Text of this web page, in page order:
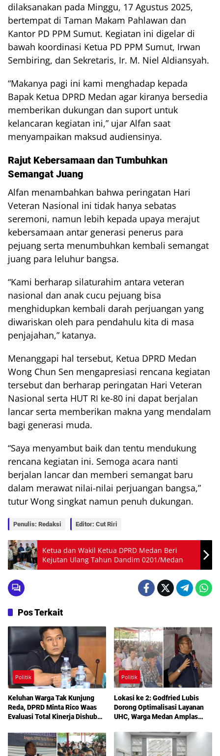
dilaksanakan pada Minggu, 17 Agustus 2025,
bertempat di Taman Makam Pahlawan dan
Kantor PD PPM Sumut. Kegiatan ini digelar di
bawah koordinasi Ketua PD PPM Sumut, Irwan
Sembiring, dan Sekretaris, Ir. M. Niel Aldiansyah.
“Makanya pagi ini kami menghadap kepada
Bapak Ketua DPRD Medan agar kiranya bersedia
memberikan dukungan dan suport untuk
kelancaran kegiatan ini,” ujar Alfan saat
menyampaikan maksud audiensinya.
Rajut Kebersamaan dan Tumbuhkan
Semangat Juang
Alfan menambahkan bahwa peringatan Hari
Veteran Nasional ini tidak hanya sebatas
seremoni, namun lebih kepada upaya merajut
kebersamaan antar generasi penerus para
pejuang serta menumbuhkan kembali semangat
juang para leluhur bangsa.
“Kami berharap silaturahim antara veteran
nasional dan anak cucu pejuang bisa
menghidupkan kembali darah perjuangan yang
diwariskan oleh para pendahulu kita di masa
penjajahan,” katanya.
Menanggapi hal tersebut, Ketua DPRD Medan
Wong Chun Sen mengapresiasi rencana kegiatan
tersebut dan berharap peringatan Hari Veteran
Nasional serta HUT RI ke-80 ini dapat berjalan
lancar serta memberikan makna yang mendalam
bagi generasi muda.
“Saya menyambut baik dan tentu mendukung
rencana kegiatan ini. Semoga acara nanti
berjalan lancar dan memberi semangat baru
dalam merawat nilai-nilai perjuangan bangsa,”
tutur Wong singkat namun penuh dukungan.
Penulis: Redaksi Editor: Cut Riri
Ketua dan Wakil Ketua DPRD Medan Beri
Kejutan Ulang Tahun Dandim 0201/Medan
Pos Terkait
Politik
Keluhan Warga Tak Kunjung
Reda, DPRD Minta Rico Waas
Evaluasi Total Kinerja Dishub
Politik
Lokasi ke 2: Godfried Lubis
Dorong Optimalisasi Layanan
UHC, Warga Medan Amplas
Berobat Gratis Bermodal KTP